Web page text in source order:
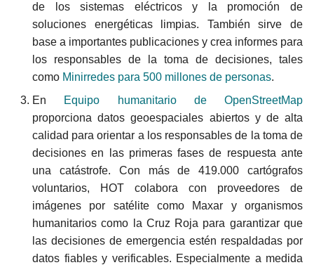
de los sistemas eléctricos y la promoción de
soluciones energéticas limpias. También sirve de
base a importantes publicaciones y crea informes para
los responsables de la toma de decisiones, tales
como Minirredes para 500 millones de personas.
En
Equipo humanitario de OpenStreetMap
proporciona datos geoespaciales abiertos y de alta
calidad para orientar a los responsables de la toma de
decisiones en las primeras fases de respuesta ante
una catástrofe. Con más de 419.000 cartógrafos
voluntarios, HOT colabora con proveedores de
imágenes por satélite como Maxar y organismos
humanitarios como la Cruz Roja para garantizar que
las decisiones de emergencia estén respaldadas por
datos fiables y verificables. Especialmente a medida